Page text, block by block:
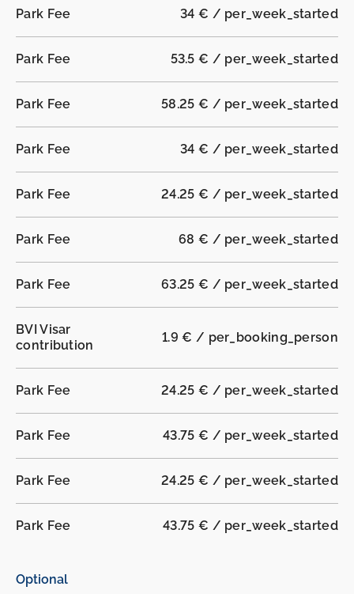
Park Fee 34 € / per_week_started
Park Fee 53.5 € / per_week_started
Park Fee 58.25 € / per_week_started
Park Fee 34 € / per_week_started
Park Fee 24.25 € / per_week_started
Park Fee 68 € / per_week_started
Park Fee 63.25 € / per_week_started
BVI Visar
contribution
1.9 € / per_booking_person
Park Fee 24.25 € / per_week_started
Park Fee 43.75 € / per_week_started
Park Fee 24.25 € / per_week_started
Park Fee 43.75 € / per_week_started
Optional